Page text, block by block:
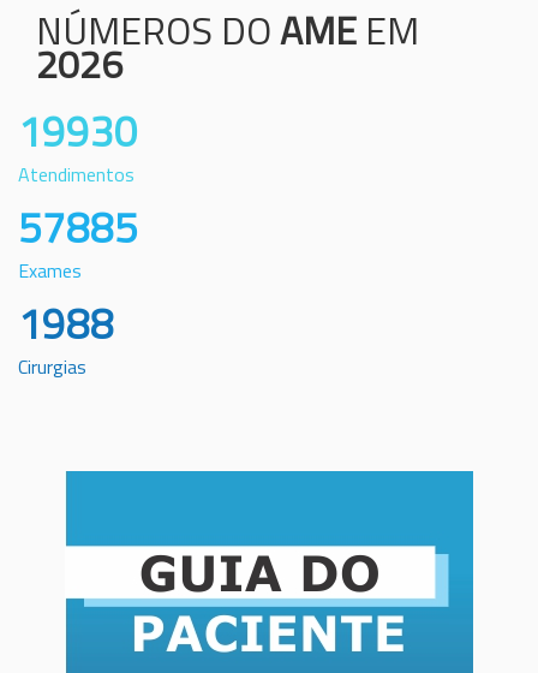
NÚMEROS DOAME EM
2026
19930
Atendimentos
57885
Exames
1988
Cirurgias